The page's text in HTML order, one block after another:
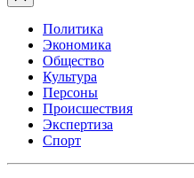
Политика
Экономика
Общество
Культура
Персоны
Происшествия
Экспертиза
Спорт